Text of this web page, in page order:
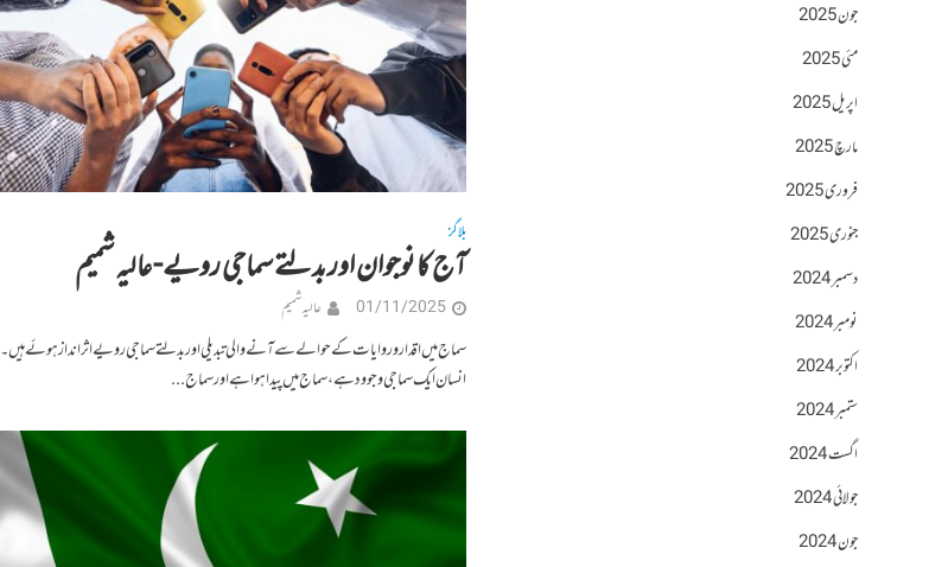
بلاگز
آج کا نوجوان اور بدلتے سماجی رویے- عالیہ شمیم
01/11/2025 عالیہ شمیم
سماج میں اقدار و روایات کے حوالے سے آنے والی تبدیلی اور بدلتے سماجی رویے اثر انداز ہوئے ہیں۔
انسان ایک سماجی وجوود ہے، سماج میں پیدا ہوا ہے اور سماج...
جون 2025
مئی 2025
اپریل 2025
مارچ 2025
فروری 2025
جنوری 2025
دسمبر 2024
نومبر 2024
اکتوبر 2024
ستمبر 2024
اگست 2024
جولائی 2024
جون 2024